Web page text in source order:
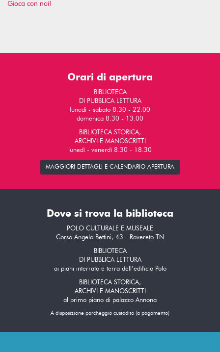
Gioca con noi!
Orari di apertura
BIBLIOTECA
DI PUBBLICA LETTURA
lunedì - sabato 8.30 - 22.00
domenica 8.30 - 13.00
BIBLIOTECA STORICA,
ARCHIVI E MANOSCRITTI
lunedì - venerdì 8.30 - 18.30
MAGGIORI DETTAGLI E CALENDARIO APERTURA
Dove si trova la biblioteca
POLO CULTURALE E MUSEALE
Corso Angelo Bettini, 43 - Rovereto TN
BIBLIOTECA
DI PUBBLICA LETTURA
ai piani interrato e terra dell’edificio Polo
BIBLIOTECA STORICA,
ARCHIVI E MANOSCRITTI
al primo piano di palazzo Annona
A disposizione parcheggio custodito (a pagamento)